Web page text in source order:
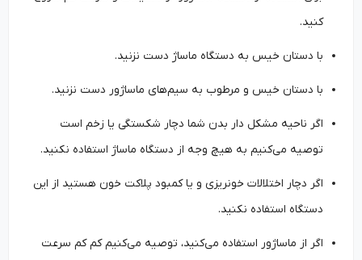
کنید.
با دستان خیس به دستگاه ماساژ دست نزنید.
با دستان خیس و مرطوب به سیم‌های ماساژور دست نزنید.
اگر ناحیه مشکل دار بدن شما دچار شکستگی یا زخم است
توصیه می‌کنیم به هیچ وجه از دستگاه ماساژ استفاده نکنید.
اگر دچار اختلالات خونریزی و یا کمبود پلاکت خون هستید از این
دستگاه استفاده نکنید.
اگر از ماساژور استفاده می‌کنید، توصیه می‌کنیم کم کم سرعت